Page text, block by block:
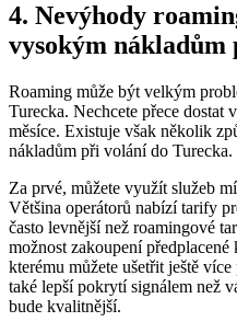
4. Nevýhody
vysokým
Roaming může být velkým
Turecka. Nechcete přece dostat
měsíce. Existuje však několik
nákladům při volání do Turecka.
Za prvé, můžete využít služeb
Většina operátorů nabízí tarify
často levnější než roamingové
možnost zakoupení
kterému můžete ušetřit ještě
také lepší pokrytí signálem než
bude kvalitnější.